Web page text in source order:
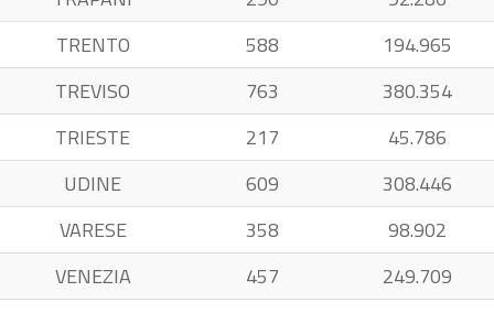
TRENTO
588
194.965
TREVISO
763
380.354
TRIESTE
217
45.786
UDINE
609
308.446
VARESE
358
98.902
VENEZIA
457
249.709